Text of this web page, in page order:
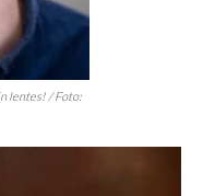
lentes! / Foto: